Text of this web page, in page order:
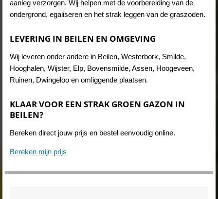
aanleg verzorgen. Wij helpen met de voorbereiding van de
ondergrond, egaliseren en het strak leggen van de graszoden.
LEVERING IN BEILEN EN OMGEVING
Wij leveren onder andere in Beilen, Westerbork, Smilde,
Hooghalen, Wijster, Elp, Bovensmilde, Assen, Hoogeveen,
Ruinen, Dwingeloo en omliggende plaatsen.
KLAAR VOOR EEN STRAK GROEN GAZON IN
BEILEN?
Bereken direct jouw prijs en bestel eenvoudig online.
Bereken mijn prijs